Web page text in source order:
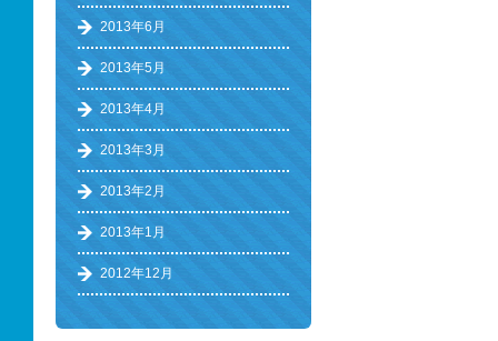
2013年6月
2013年5月
2013年4月
2013年3月
2013年2月
2013年1月
2012年12月